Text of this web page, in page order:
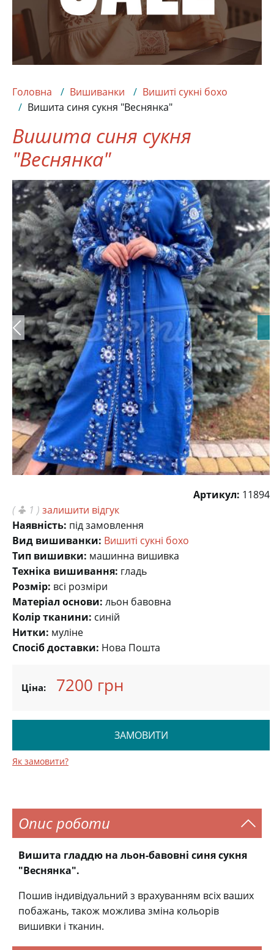
Головна Вишиванки
Вишиті сукні бохо
Вишита синя сукня "Веснянка"
Вишита синя сукня
"Веснянка"
Артикул: 11894
(
1 ) залишити відгук
Наявність: під замовлення
Вид вишиванки: Вишиті сукні бохо
Тип вишивки: машинна вишивка
Техніка вишивання: гладь
Розмір: всі розміри
Матеріал основи: льон бавовна
Колір тканини: синій
Нитки: муліне
Спосіб доставки: Нова Пошта
Ціна: 7200 грн
ЗАМОВИТИ
Як замовити?
Опис роботи
Вишита гладдю на льон-бавовні синя сукня
"Веснянка".
Пошив індивідуальний з врахуванням всіх ваших
побажань, також можлива зміна кольорів
вишивки і тканин.